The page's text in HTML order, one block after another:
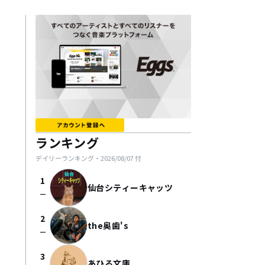
ランキング
デイリーランキング・ 2026/08/07付
1
check_indeterminate_small 仙台シティーキャッツ
2
check_indeterminate_small the奥歯's
3